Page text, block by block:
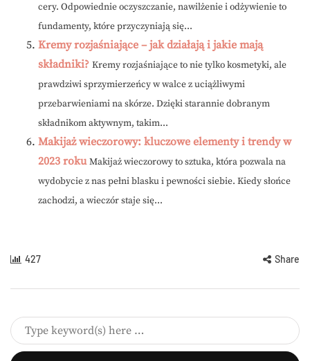
cery. Odpowiednie oczyszczanie, nawilżenie i odżywienie to
fundamenty, które przyczyniają się...
Kremy rozjaśniające – jak działają i jakie mają
składniki? Kremy rozjaśniające to nie tylko kosmetyki, ale
prawdziwi sprzymierzeńcy w walce z uciążliwymi
przebarwieniami na skórze. Dzięki starannie dobranym
składnikom aktywnym, takim...
Makijaż wieczorowy: kluczowe elementy i trendy w
2023 roku Makijaż wieczorowy to sztuka, która pozwala na
wydobycie z nas pełni blasku i pewności siebie. Kiedy słońce
zachodzi, a wieczór staje się...
427 Share